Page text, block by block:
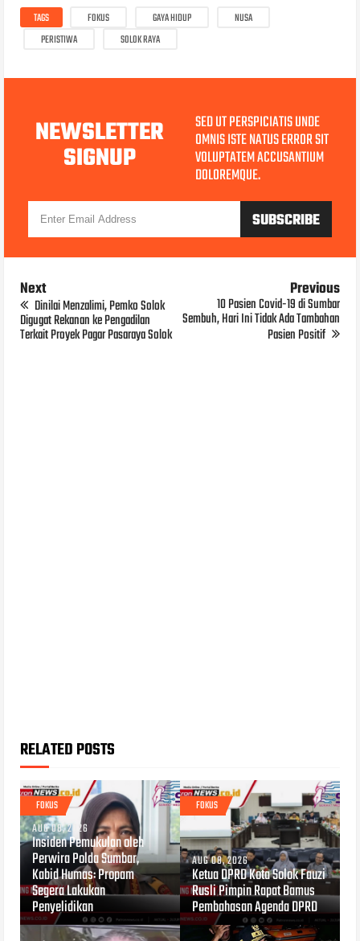
TAGS FOKUS GAYA HIDUP
NUSA
PERISTIWA
SOLOK RAYA
NEWSLETTER
SIGNUP
SED UT PERSPICIATIS UNDE
OMNIS ISTE NATUS ERROR SIT
VOLUPTATEM ACCUSANTIUM
DOLOREMQUE.
Next
Dinilai Menzalimi, Pemko Solok
Digugat Rekanan ke Pengadilan
Terkait Proyek Pagar Pasaraya Solok
Previous
10 Pasien Covid-19 di Sumbar
Sembuh, Hari Ini Tidak Ada Tambahan
Pasien Positif
RELATED POSTS
FOKUS
AUG 08, 2026
Insiden Pemukulan oleh
Perwira Polda Sumbar,
Kabid Humas: Propam
Segera Lakukan
Penyelidikan
FOKUS
AUG 08, 2026
Ketua DPRD Kota Solok Fauzi
Rusli Pimpin Rapat Bamus
Pembahasan Agenda DPRD